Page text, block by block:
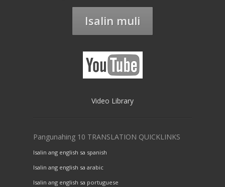
Isalin muli
Video Library
Pangunahing 10 TRANSLATION QUICKLINKS
Isalin ang english sa spanish
Isalin ang english sa arabic
Isalin ang english sa portuguese